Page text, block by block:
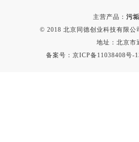
主营产品： 污
© 2018 北京同德创业科技有限
地址：北京市
备案号： 京ICP备11038408号-